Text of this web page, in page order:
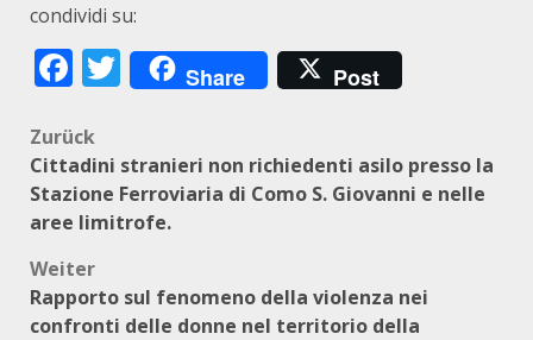
condividi su:
Facebook
Twitter
Share Post
Beitragsnavigation
Zurück
Cittadini stranieri non richiedenti asilo presso la
Stazione Ferroviaria di Como S. Giovanni e nelle
aree limitrofe.
Weiter
Rapporto sul fenomeno della violenza nei
confronti delle donne nel territorio della